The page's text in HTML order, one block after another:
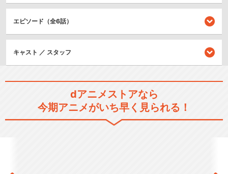
シリーズ／関連のアニメ作品
TO BE HEROINE
エピソード（全6話）
キャスト ／ スタッフ
dアニメストアなら
今期アニメがいち早く見られる！